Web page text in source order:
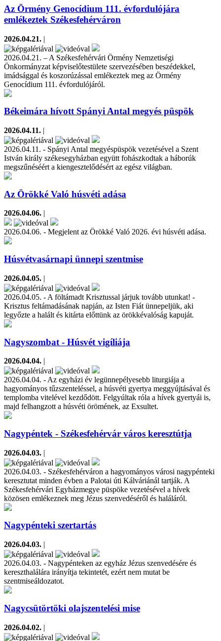
Az Örmény Genocídium 111. évfordulójára
emlékeztek Székesfehérváron
2026.04.21. |
2026.04.21. – A Székesfehérvári Örmény Nemzetiségi
Önkormányzat képviselőtestülete szervezésében beszédekkel,
imádsággal és koszorúzással emlékeztek meg az Örmény
Genocídium 111. évfordulójáról.
Békeimára hívott Spányi Antal megyés püspök
2026.04.11. |
2026.04.11. - Spányi Antal megyéspüspök vezetésével a Szent
István király székesegyházban együtt fohászkodtak a háborúk
megszűnéséért a kiengesztelődésért az egész világban.
Az Örökké Való húsvéti adása
2026.04.06. |
2026.04.06. - Megjelent az Örökké Való 2026. évi húsvéti adása.
Húsvétvasárnapi ünnepi szentmise
2026.04.05. |
2026.04.05. - A föltámadt Krisztussal járjuk tovább utunkat! -
Krisztus feltámadásának napján, az Isten Fiát ünnepeljük, aki
legyőzte a halált és kitárta előttünk az örökkévalóság kapuját.
Nagyszombat - Húsvét vigíliája
2026.04.04. |
2026.04.04. - Az egyházi év legünnepélyesebb liturgiája a
hagyományos tűzszenteléssel, a húsvéti gyertya meggyújtásával és
templomba vitelével kezdődött. Felgyúltak róla a hívek gyertyái is,
majd felhangzott a húsvéti örömének, az Exsultet.
Nagypéntek - Székesfehérvár város keresztútja
2026.04.03. |
2026.04.03. - Székesfehérváron a hagyományos városi nagypénteki
keresztutat minden évben a Palotai úti Kálváriánál tartják. A
Székesfehérvári Egyházmegye püspöke vezetésével a hívek
közösen emlékeznek meg Jézus szenvedéséről és haláláról.
Nagypénteki szertartás
2026.04.03. |
2026.04.03. - Nagypénteken az egyház Jézus szenvedésére és
kereszthalálára irányítja tekintetét, ezért nem mutat be
szentmiseáldozatot.
Nagycsütörtöki olajszentelési mise
2026.04.02. |